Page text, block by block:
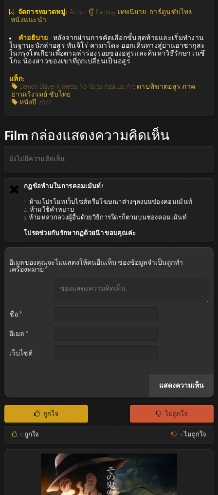
จัดการหมวดหมู่: Action บู๊ Fantasy เทพนิยาย
การ์ตูนซับไทย
หนังแนะนำ
คำอธิบาย : หลังจากผ่านการคัดเลือกขั้นสุดท้ายและเริ่มทำงาน
ในฐานะนักล่าอสูร ทันจิโร่ คามาโดะ ออกเดินทางสู่ย่านอาซากุสะ
ในกรุงโตเกียวเพื่อตามล่าร่องรอยของอสูรและค้นหาวิธีรักษา เนซึ
โกะ น้องสาวของเขาที่ถูกเปลี่ยนเป็นอสูร
แท็ก:
Demon Slayer Kimetsu No Yaiba Asakusa Arc ดาบพิฆาตอสูร ภาค
ย่านเริงรมย์ ซับไทย
หนังปี 2022
Film กล่องแสดงความคิดเห็น
ยังไม่มีความคิดเห็น
กฏข้อห้ามในการคอมเม้นท์!
1. ห้ามโปรโมทเว็บไซต์หรือโฆษณาต่างๆลงบนช่องคอมเม้นท์
2. ห้ามใช้คำหยาบ
3. ห้ามหลวกลวงผู้อื่นด้วยวิธีการใดๆก็ตามบนช่องคอมเม้นท์
โปรดช่วยกันรักษากฏด้วยน๊า ขอบคุณค่ะ
อีเมลของคุณจะไม่แสดงให้คนอื่นเห็น ช่องข้อมูลจำเป็นถูกทำ
เครื่องหมาย *
ชื่อ *
อีเมล *
เว็บไซต์
ถูกใจ ไม่ถูกใจ
0ถูกใจ 0ไม่ถูกใจ